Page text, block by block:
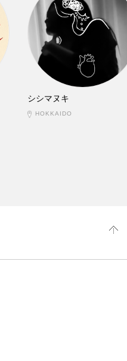
シシマヌキ
HOKKAIDO